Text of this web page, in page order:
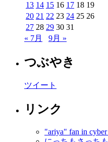
13 14 15 16 17 18 19
20 21 22 23 24 25 26
27 28 29 30 31
« 7月
9月 »
つぶやき
ツイート
リンク
"ariya" fan in cyber